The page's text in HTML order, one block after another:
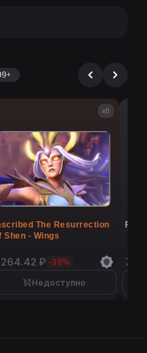
x0
The Resurrection
Shen - Wings
264.42 ₽ -30%
Недоступно
7